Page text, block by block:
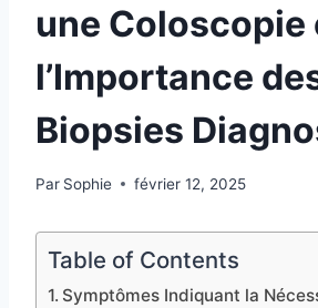
une Coloscopie
l’Importance
Biopsies
Par Sophie février 12, 2025
Table of Contents
Symptômes Indiquant la